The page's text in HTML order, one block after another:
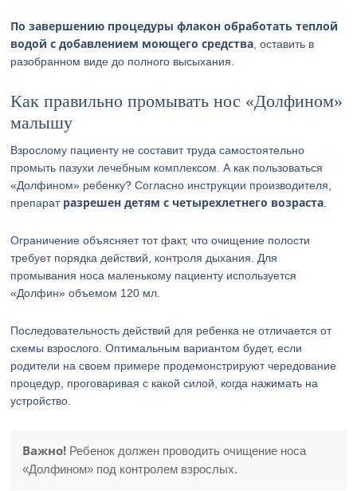
По завершению процедуры флакон обработать теплой
водой с добавлением моющего средства , оставить в
разобранном виде до полного высыхания.
Как правильно промывать нос «Долфином»
малышу
Взрослому пациенту не составит труда самостоятельно
промыть пазухи лечебным комплексом. А как пользоваться
«Долфином» ребенку? Согласно инструкции производителя,
препарат разрешен детям с четырехлетнего возраста
Ограничение объясняет тот факт, что очищение полости
требует порядка действий, контроля дыхания. Для
промывания носа маленькому пациенту используется
«Долфин» объемом 120 мл.
Последовательность действий для ребенка не отличается от
схемы взрослого. Оптимальным вариантом будет, если
родители на своем примере продемонстрируют чередование
процедур, проговаривая с какой силой, когда нажимать на
устройство.
Важно! Ребенок должен проводить очищение носа
«Долфином» под контролем взрослых.